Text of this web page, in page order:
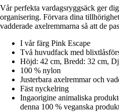
Vår perfekta vardagsryggsäck ger
organisering. Förvara dina
vadderade axelremmarna så att de
I vår färg Pink Escape
Två huvudfack med
Höjd: 42 cm, Bredd: 32 cm,
100 % nylon
Justerbara axelremmar och
Fäst nyckelring
Ingaorigine animaliska
denna 100 % veganska